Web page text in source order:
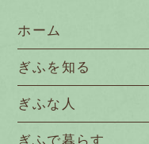
ホーム
ぎふを知る
ぎふな人
ぎふで暮らす